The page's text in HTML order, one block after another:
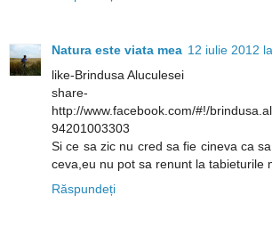
Natura este viata mea 12 iulie 2012
like-Brindusa Aluculesei
share-
http://www.facebook.com/#!/
94201003303
Si ce sa zic nu cred sa fie cineva ca
ceva,eu nu pot sa renunt la tabieturile
Răspundeți